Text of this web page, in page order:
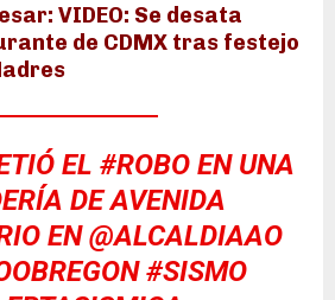
VIDEO: Se desata
de CDMX tras festejo
EL #ROBOEN UNA
DE AVENIDA
EN@ALCALDIAAO
#SISMO